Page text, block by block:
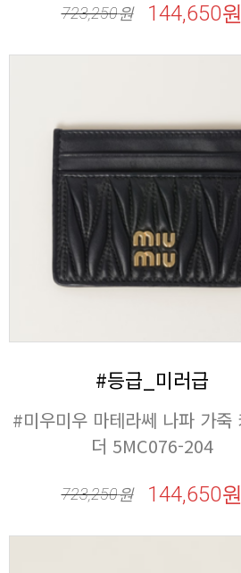
723,250원 144,650원
#등급_미러급
더 5MC076-204
723,250원 144,650원